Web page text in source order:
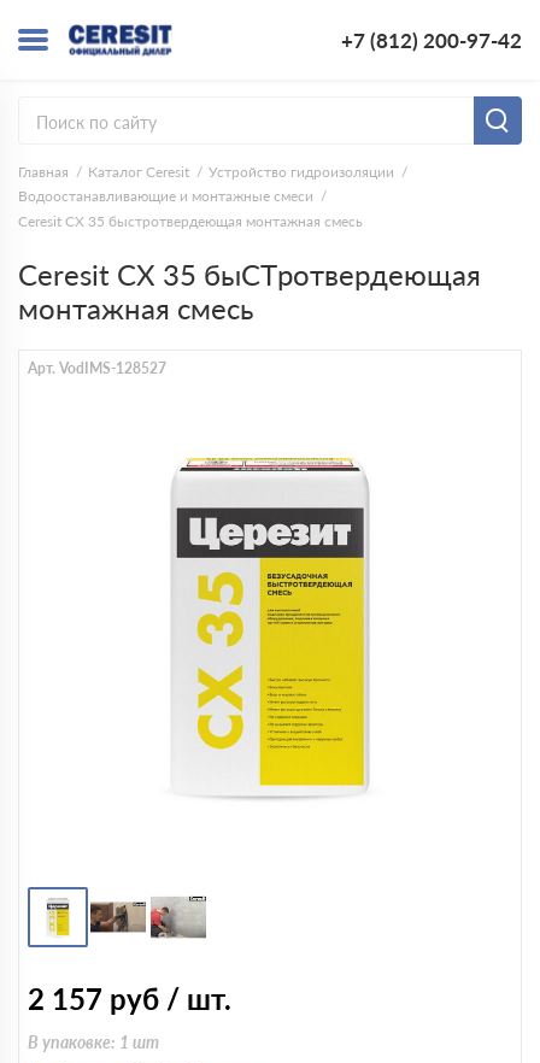
+7 (812) 200-97-42
Главная Каталог Ceresit
Устройство гидроизоляции
Водоостанавливающие и монтажные смеси
Ceresit CX 35 быстротвердеющая монтажная смесь
Ceresit CX 35 быCTротвердеющая
монтажная смесь
Арт. VodIMS-128527
2 157 руб / шт.
В упаковке: 1 шт